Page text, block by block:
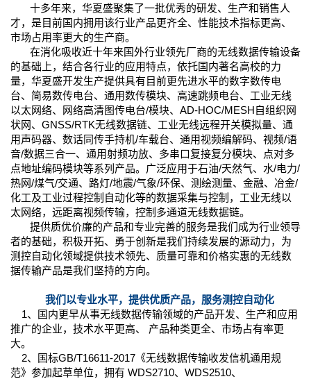
十多年来，华夏盛聚集了一批优秀的研发、生产和销售人
才，是目前国内拥用该行业产品更齐全、性能技术指标更高、
市场占用率更大的生产商。
在消化吸收近十年来国外行业领先厂商的无线数据传输设备
的基础上，结合各行业的应用特点，依托国内著名高校的力
量，华夏盛开发生产提供具有目前更先进水平的数字数传电
台、简易数传电台、通用数传模块、高速跳频电台、工业无线
以太网络、网络高清图传电台/模块、AD-HOC/MESH自组织网
状网、GNSS/RTK无线数据链、工业无线远程开关模拟量、通
用声码器、数话同传手持机/车载台、通用视频编解码、视频/语
音/数据三合一、通用射频功放、多串口复接复分模块、点对多
点地址编码模块等系列产品。广泛应用于石油/天然气、水/电力/
热网/煤气/交通、路灯/地震/气象/环保、测绘测量、金融、冶金/
化工及工业过程控制自动化等的数据采集与控制，工业无线以
太网络，远距离视频传输，控制多通道无线数据链。
提供质优价廉的产品和专业完善的服务是我们成为行业领导
者的基础，积极开拓、勇于创新是我们持续发展的源动力，为
测控自动化领域提供技术领先、质量可靠和价格实惠的无线数
据传输产品是我们坚持的方向。
我们以专业水平，提供优质产品，服务测控自动化
1、国内更早从事无线数据传输领域的产品开发、生产和应用
推广的企业，技术水平更高、 产品种类更全、市场占有率更
大。
2、国标GB/T16611-2017《无线数据传输收发信机通用规
范》参加起草单位，拥有 WDS2710、WDS2510、